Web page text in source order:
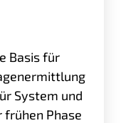
Basis für
System und
frühen Phase